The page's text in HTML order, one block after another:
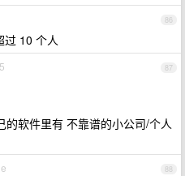
86
过 10 个人
87
软件里有 不靠谱的小公司/个人
88